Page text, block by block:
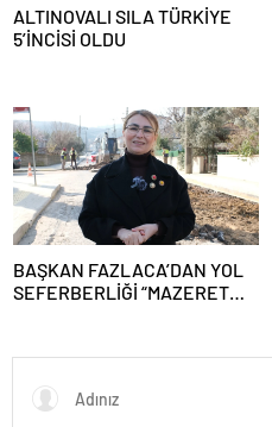
ALTINOVALI SILA TÜRKİYE
5’İNCİSİ OLDU
BAŞKAN FAZLACA’DAN YOL
SEFERBERLİĞİ “MAZERET